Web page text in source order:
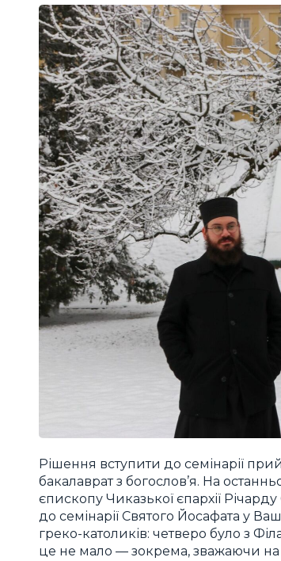
Рішення вступити до семінарії
бакалаврат з богослов’я. На
єпископу Чиказької єпархії
до семінарії Святого Йосафата у
греко-католиків: четверо було з
це не мало — зокрема, зважаючи на